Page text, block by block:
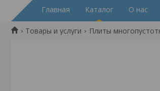
Главная Каталог О нас
Товары и услуги Плиты